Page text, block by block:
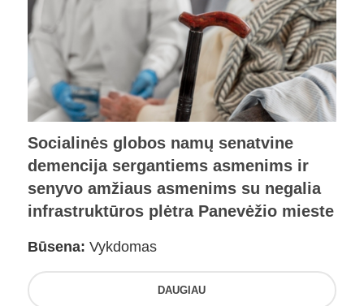
Socialinės globos namų senatvine
demencija sergantiems asmenims ir
senyvo amžiaus asmenims su negalia
infrastruktūros plėtra Panevėžio mieste
Būsena: Vykdomas
DAUGIAU